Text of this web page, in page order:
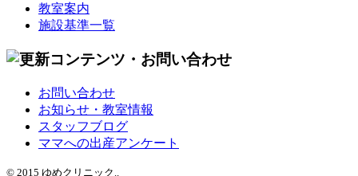
教室案内
施設基準一覧
お問い合わせ
お知らせ・教室情報
スタッフブログ
ママへの出産アンケート
© 2015 ゆめクリニック..